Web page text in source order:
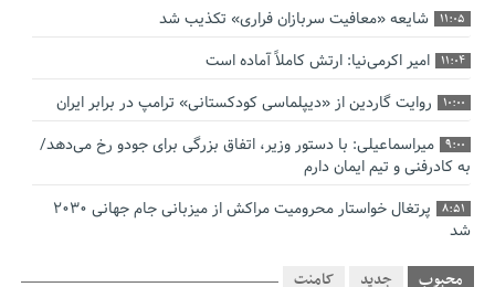
11:05 شایعه «معافیت سربازان فراری» تکذیب شد
11:04 امیر اکرمی‌نیا: ارتش کاملاً آماده است
10:00 روایت گاردین از «دیپلماسی کودکستانی» ترامپ در برابر ایران
9:00
میراسماعیلی: با دستور وزیر، اتفاق بزرگی برای جودو رخ می‌دهد/
به کادرفنی و تیم ایمان دارم
8:51
پرتغال خواستار محرومیت مراکش از میزبانی جام جهانی ۲۰۳۰
شد
فریدون جیرانی: اکبر عبدی حیف شدمحبوب جدید کامنت